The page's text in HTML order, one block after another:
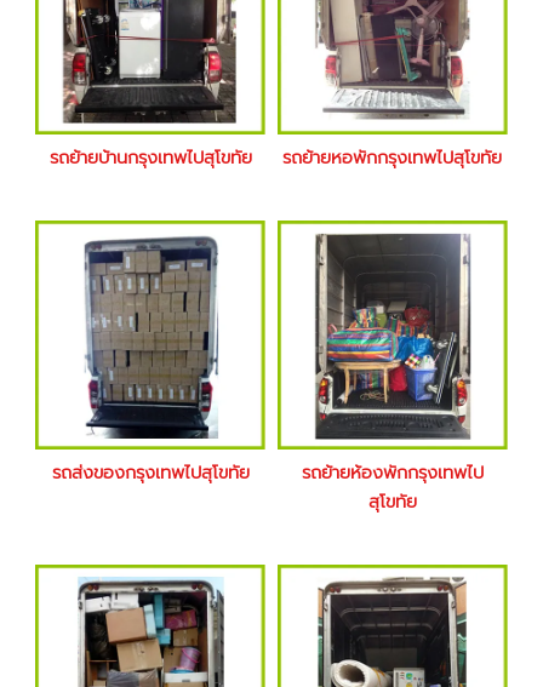
รถย้ายบ้านกรุงเทพไปสุโขทัย รถย้ายหอพักกรุงเทพไปสุโขทัย
รถส่งของกรุงเทพไปสุโขทัย
รถย้ายห้องพักกรุงเทพไป
สุโขทัย